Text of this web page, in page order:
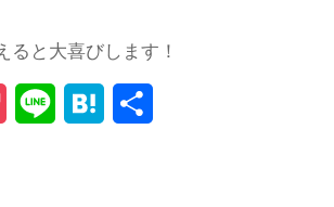
ると大喜びします！
Pocket Line Hatena